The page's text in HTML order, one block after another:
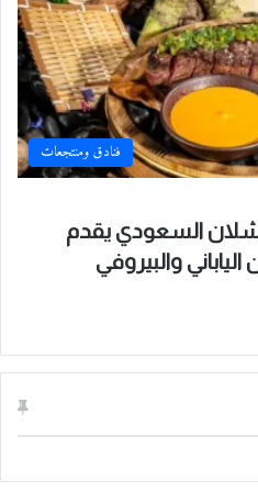
فنادق ومنتجعات
السعودي يقدم
والبيروفي